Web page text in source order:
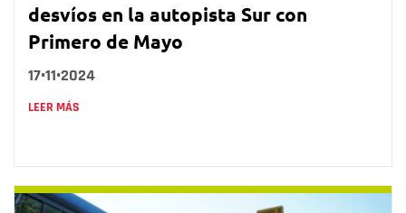
desvíos en la autopista Sur con
Primero de Mayo
17•11•2024
LEER MÁS